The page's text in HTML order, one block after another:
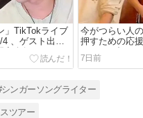
」TikTokライブ
4 、ゲスト出演
音楽祭NASフェ
今がつらい人
押すための応
らって」根の
輝(おしゃぼ)コ
7日前
シンガーソングライター
ツアー